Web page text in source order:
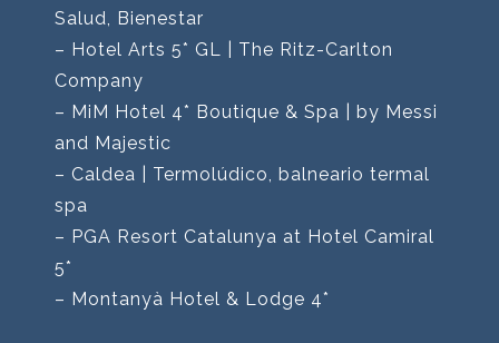
Salud, Bienestar
– Hotel Arts 5* GL | The Ritz-Carlton
Company
– MiM Hotel 4* Boutique & Spa | by Messi
and Majestic
– Caldea | Termolúdico, balneario termal
spa
– PGA Resort Catalunya at Hotel Camiral
5*
– Montanyà Hotel & Lodge 4*